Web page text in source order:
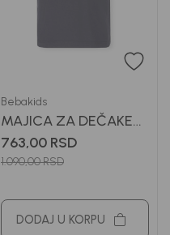
Bebakids
MAJICA ZA DEČAKE
BASIC
763,00 RSD
1.090,00RSD
DODAJ U KORPU